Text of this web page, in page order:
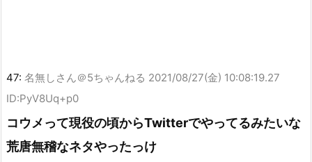
47: 名無しさん＠5ちゃんねる 2021/08/27(金) 10:08:19.27
ID:PyV8Uq+p0
コウメって現役の頃からTwitterでやってるみたいな
荒唐無稽なネタやったっけ